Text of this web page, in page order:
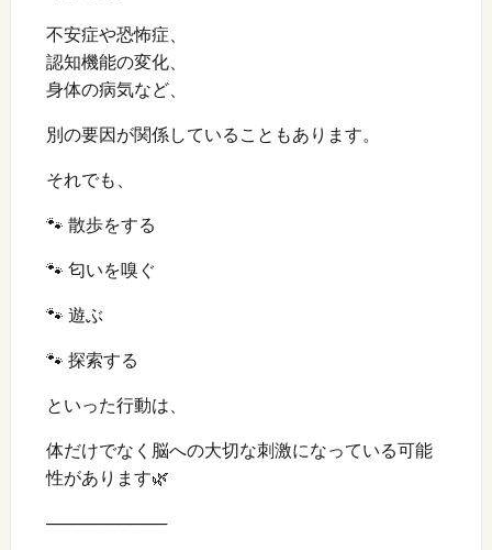
不安症や恐怖症、
認知機能の変化、
身体の病気など、
別の要因が関係していることもあります。
それでも、
🐾 散歩をする
🐾 匂いを嗅ぐ
🐾 遊ぶ
🐾 探索する
といった行動は、
体だけでなく脳への大切な刺激になっている可能
性があります🌿
──────────